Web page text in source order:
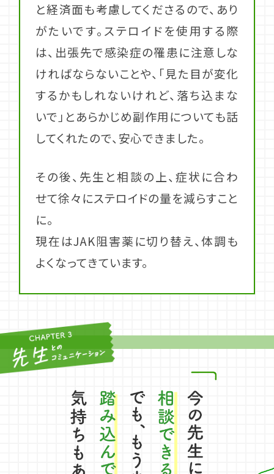
と経済面も考慮してくださるので、あり
がたいです。ステロイドを使用する際
は、出張先で感染症の罹患に注意しな
ければならないことや、「見た目が変化
するかもしれないけれど、落ち込まな
いで」とあらかじめ副作用についても話
してくれたので、安心できました。
その後、先生と相談の上、症状に合わ
せて徐々にステロイドの量を減らすこと
に。
現在はJAK阻害薬に切り替え、体調も
よくなってきています。